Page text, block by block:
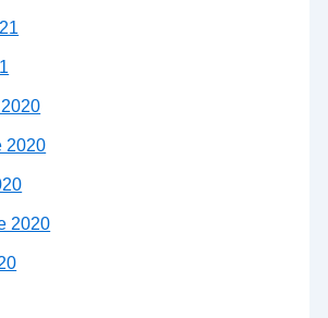
2020
2020